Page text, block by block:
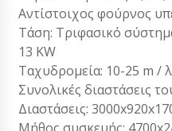
Αντίστοιχος φούρνος
Τάση: Τριφασικό
13 KW
Ταχυδρομεία: 10-25 m /
Συνολικές διαστάσεις
Διαστάσεις: